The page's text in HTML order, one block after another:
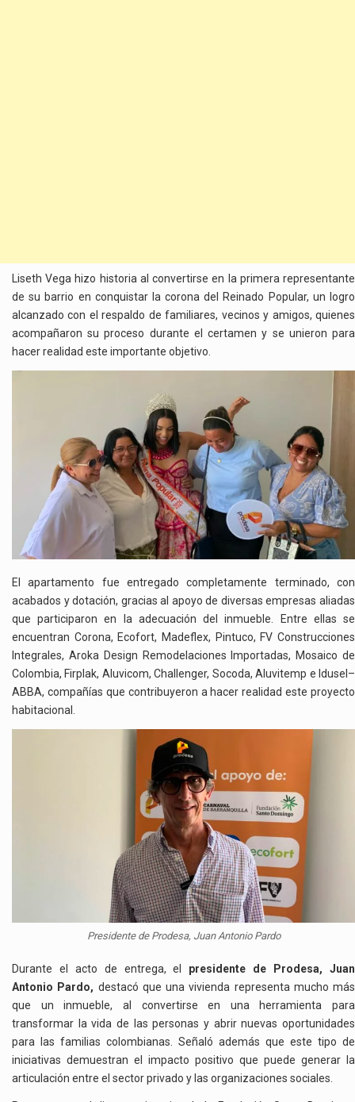
Liseth Vega hizo historia al convertirse en la primera representante
de su barrio en conquistar la corona del Reinado Popular, un logro
alcanzado con el respaldo de familiares, vecinos y amigos, quienes
acompañaron su proceso durante el certamen y se unieron para
hacer realidad este importante objetivo.
El apartamento fue entregado completamente terminado, con
acabados y dotación, gracias al apoyo de diversas empresas aliadas
que participaron en la adecuación del inmueble. Entre ellas se
encuentran Corona, Ecofort, Madeflex, Pintuco, FV Construcciones
Integrales, Aroka Design Remodelaciones Importadas, Mosaico de
Colombia, Firplak, Aluvicom, Challenger, Socoda, Aluvitemp e Idusel–
ABBA, compañías que contribuyeron a hacer realidad este proyecto
habitacional.
Presidente de Prodesa, Juan Antonio Pardo
Durante el acto de entrega, el presidente de Prodesa, Juan
Antonio Pardo, destacó que una vivienda representa mucho más
que un inmueble, al convertirse en una herramienta para
transformar la vida de las personas y abrir nuevas oportunidades
para las familias colombianas. Señaló además que este tipo de
iniciativas demuestran el impacto positivo que puede generar la
articulación entre el sector privado y las organizaciones sociales.